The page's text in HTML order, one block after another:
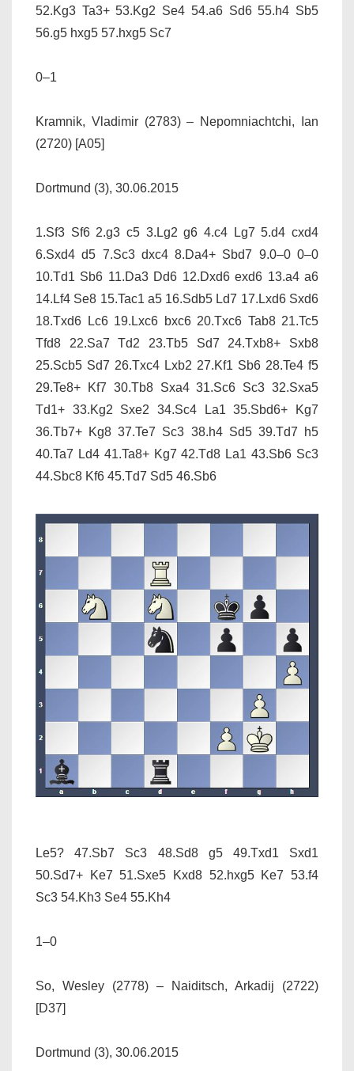
52.Kg3 Ta3+ 53.Kg2 Se4 54.a6 Sd6 55.h4 Sb5
56.g5 hxg5 57.hxg5 Sc7
0–1
Kramnik, Vladimir (2783) – Nepomniachtchi, Ian
(2720) [A05]
Dortmund (3), 30.06.2015
1.Sf3 Sf6 2.g3 c5 3.Lg2 g6 4.c4 Lg7 5.d4 cxd4
6.Sxd4 d5 7.Sc3 dxc4 8.Da4+ Sbd7 9.0–0 0–0
10.Td1 Sb6 11.Da3 Dd6 12.Dxd6 exd6 13.a4 a6
14.Lf4 Se8 15.Tac1 a5 16.Sdb5 Ld7 17.Lxd6 Sxd6
18.Txd6 Lc6 19.Lxc6 bxc6 20.Txc6 Tab8 21.Tc5
Tfd8 22.Sa7 Td2 23.Tb5 Sd7 24.Txb8+ Sxb8
25.Scb5 Sd7 26.Txc4 Lxb2 27.Kf1 Sb6 28.Te4 f5
29.Te8+ Kf7 30.Tb8 Sxa4 31.Sc6 Sc3 32.Sxa5
Td1+ 33.Kg2 Sxe2 34.Sc4 La1 35.Sbd6+ Kg7
36.Tb7+ Kg8 37.Te7 Sc3 38.h4 Sd5 39.Td7 h5
40.Ta7 Ld4 41.Ta8+ Kg7 42.Td8 La1 43.Sb6 Sc3
44.Sbc8 Kf6 45.Td7 Sd5 46.Sb6
Le5? 47.Sb7 Sc3 48.Sd8 g5 49.Txd1 Sxd1
50.Sd7+ Ke7 51.Sxe5 Kxd8 52.hxg5 Ke7 53.f4
Sc3 54.Kh3 Se4 55.Kh4
1–0
So, Wesley (2778) – Naiditsch, Arkadij (2722)
[D37]
Dortmund (3), 30.06.2015